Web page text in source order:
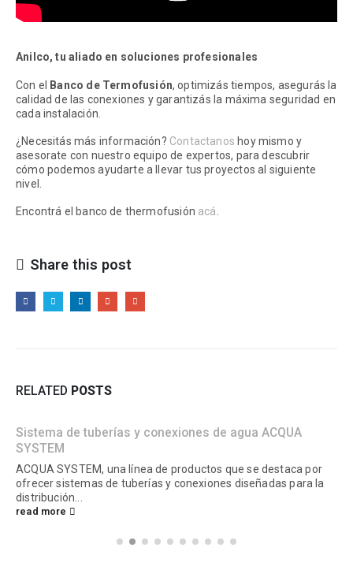
Anilco, tu aliado en soluciones profesionales
Con el Banco de Termofusión, optimizás tiempos, asegurás la
calidad de las conexiones y garantizás la máxima seguridad en
cada instalación.
¿Necesitás más información? Contactanos hoy mismo y
asesorate con nuestro equipo de expertos, para descubrir
cómo podemos ayudarte a llevar tus proyectos al siguiente
nivel.
Encontrá el banco de thermofusión acá.
Share this post
RELATED POSTS
Sistema de tuberías y conexiones de agua ACQUA
SYSTEM
ACQUA SYSTEM, una línea de productos que se destaca por
ofrecer sistemas de tuberías y conexiones diseñadas para la
distribución...
read more